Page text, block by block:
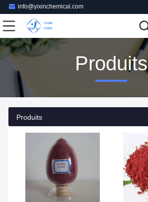
info@yixinchemical.com
Produits
Produits